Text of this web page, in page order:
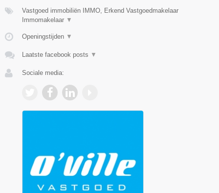
Vastgoed immobiliën IMMO, Erkend Vastgoedmakelaar
Immomakelaar ▼
Openingstijden ▼
Laatste facebook posts ▼
Sociale media: